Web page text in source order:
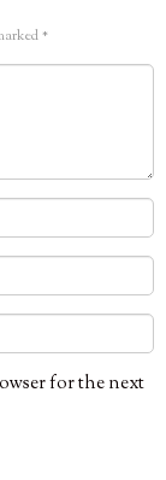
*
for the next